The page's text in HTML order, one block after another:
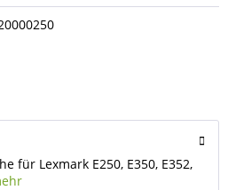
für Lexmark E250, E350, E352,